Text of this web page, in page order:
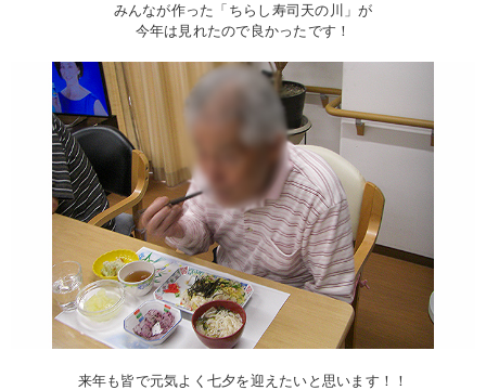
みんなが作った「ちらし寿司天の川」が
今年は見れたので良かったです！
来年も皆で元気よく七夕を迎えたいと思います！！